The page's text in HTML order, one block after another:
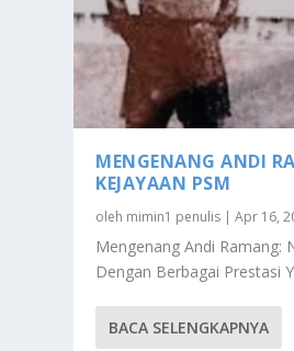
MENGENANG ANDI
KEJAYAAN PSM
oleh mimin1 penulis |Apr 16,
Mengenang Andi Ramang:
Dengan Berbagai Prestasi
BACA SELENGKAPNYA